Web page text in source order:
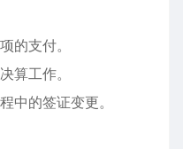
的支付。
算工作。
中的签证变更。